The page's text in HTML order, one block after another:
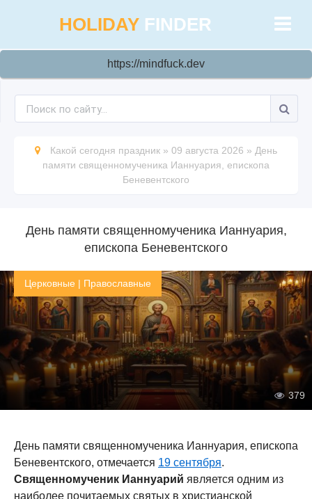
HOLIDAY FINDER
https://mindfuck.dev
Какой сегодня праздник » 09 августа 2026 » День
памяти священномученика Ианнуария, епископа
Беневентского
День памяти священномученика Ианнуария,
епископа Беневентского
Церковные | Православные
379
День памяти священномученика Ианнуария, епископа
Беневентского, отмечается 19 сентября.
Священномученик Ианнуарий является одним из
наиболее почитаемых святых в христианской